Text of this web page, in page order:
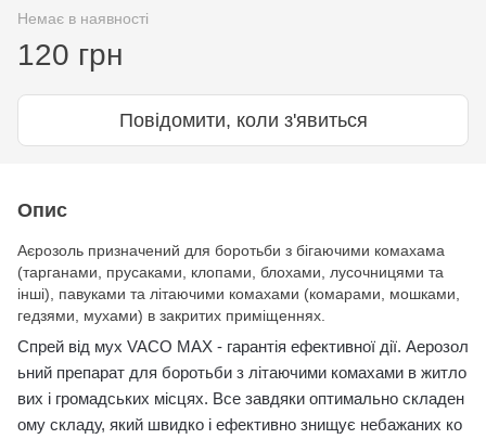
Немає в наявності
120 грн
Повідомити, коли з'явиться
Опис
Аєрозоль призначений для боротьби з бігаючими комахама
(тарганами, прусаками, клопами, блохами, лусочницями та
інші), павуками та літаючими комахами (комарами, мошками,
гедзями, мухами) в закритих приміщеннях.
Спрей від мух VACO MAX - гарантія ефективної дії. Аерозол
ьний препарат для боротьби з літаючими комахами в житло
вих і громадських місцях. Все завдяки оптимально складен
ому складу, який швидко і ефективно знищує небажаних ко